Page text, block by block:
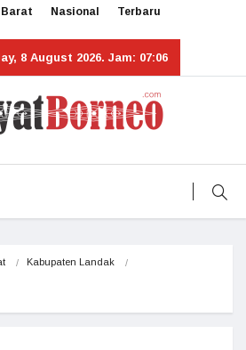
Nasional Terbaru
8 August 2026. Jam: 07:06
Kabupaten Landak